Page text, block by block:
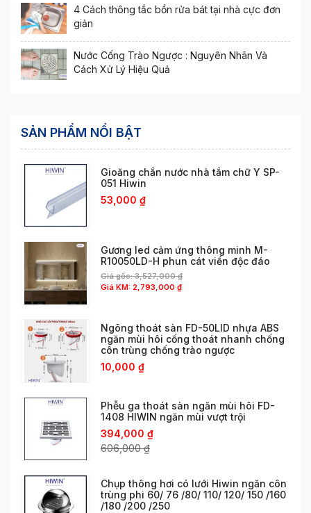
4 Cách thông tắc bồn rửa bát tại nhà cực đơn
giản
Nước Cống Trào Ngược : Nguyên Nhân Và
Cách Xử Lý Hiệu Quả
SẢN PHẨM NỔI BẬT
Gioăng chắn nước nhà tắm chữ Y SP-
051 Hiwin
53,000 ₫
Gương led cảm ứng thông minh M-
R10050LD-H phun cát viền độc đáo
Giá gốc:3,527,000₫
Giá KM: 2,793,000 ₫
Ngõng thoát sàn FD-50LID nhựa ABS
ngăn mùi hôi cống thoát nhanh chống
côn trùng chống trào ngược
10,000 ₫
Phễu ga thoát sàn ngăn mùi hôi FD-
1408 HIWIN ngăn mùi vượt trội
394,000 ₫
606,000₫
Chụp thông hơi có lưới Hiwin ngăn côn
trùng phi 60/ 76 /80/ 110/ 120/ 150 /160
/180 /200 /250